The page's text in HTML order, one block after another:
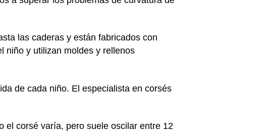
las caderas y están fabricados con
niño y utilizan moldes y rellenos
de cada niño. El especialista en corsés
el corsé varía, pero suele oscilar entre 12